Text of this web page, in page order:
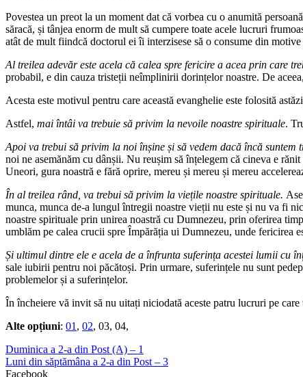
Povestea un preot la un moment dat că vorbea cu o anumită
săracă, și tânjea enorm de mult să cumpere toate acele lucruri
atât de mult fiindcă doctorul ei îi interzisese să o consume din motive
Al treilea adevăr este acela că calea spre fericire a acea prin care
probabil, e din cauza tristeții neîmplinirii dorințelor noastre. De
Acesta este motivul pentru care această evanghelie este folosită
Astfel, mai întâi va trebuie să privim la nevoile noastre spirituale.
Apoi va trebui să privim la noi înșine și să vedem dacă încă
noi ne asemănăm cu dânșii. Nu reușim să înțelegem că cineva e
Uneori, gura noastră e fără oprire, mereu și mereu și mereu
În al treilea rând, va trebui să privim la viețile noastre spirituale.
munca, munca de-a lungul întregii noastre vieții nu este și nu va fi
noastre spirituale prin unirea noastră cu Dumnezeu, prin oferirea
umblăm pe calea crucii spre Împărăția ui Dumnezeu, unde fericirea
Și ultimul dintre ele e acela de a înfrunta suferința acestei lumii cu
sale iubirii pentru noi păcătoși. Prin urmare, suferințele nu sunt
problemelor și a suferințelor.
În încheiere vă invit să nu uitați niciodată aceste patru lucruri pe
Alte opțiuni: 01 , 02, 03, 04,
Duminica a 2-a din Post (A) – 1
Luni din săptămâna a 2-a din Post – 3
Facebook